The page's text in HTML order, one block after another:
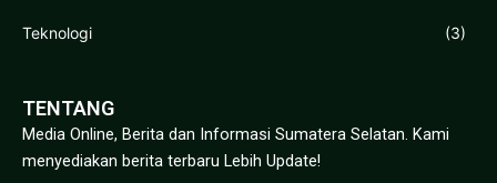
Teknologi (3)
TENTANG
Media Online, Berita dan Informasi Sumatera Selatan. Kami
menyediakan berita terbaru Lebih Update!